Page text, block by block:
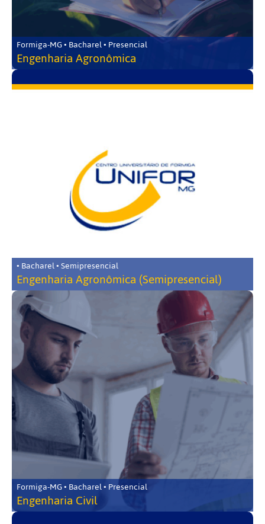
Formiga-MG • Bacharel • Presencial
Engenharia Agronômica
• Bacharel • Semipresencial
Engenharia Agronômica (Semipresencial)
Formiga-MG • Bacharel • Presencial
Engenharia Civil